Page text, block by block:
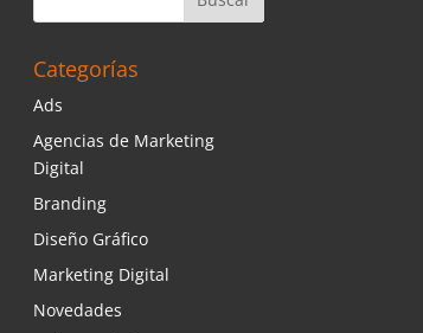
Categorías
Ads
Agencias de Marketing
Digital
Branding
Diseño Gráfico
Marketing Digital
Novedades